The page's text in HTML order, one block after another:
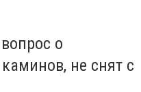
о
не снят с